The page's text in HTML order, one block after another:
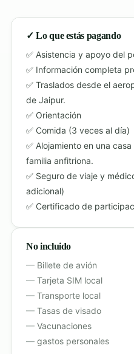
✓ Lo que estás pagando
Asistencia y apoyo del
Información completa
Traslados desde el
de Jaipur.
Orientación
Comida (3 veces al día)
Alojamiento en una
familia anfitriona.
Seguro de viaje y
adicional)
Certificado de
No incluido
Billete de avión
Tarjeta SIM local
Transporte local
Tasas de visado
Vacunaciones
gastos personales